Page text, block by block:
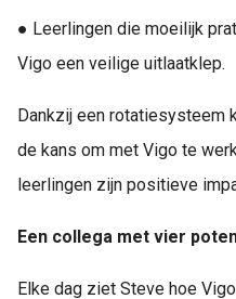
● Leerlingen die moeilijk
Vigo een veilige uitlaatklep.
Dankzij een rotatiesysteem
de kans om met Vigo te
leerlingen zijn positieve
Een collega met vier
Elke dag ziet Steve hoe